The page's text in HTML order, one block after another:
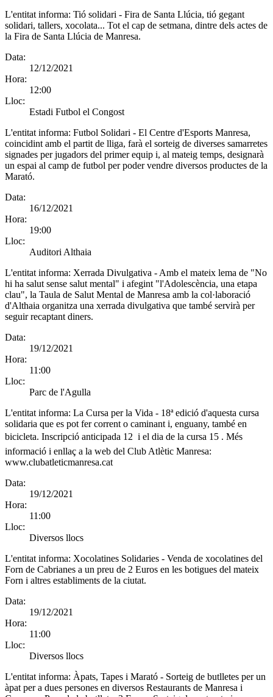
L'entitat informa: Tió solidari - Fira de Santa Llúcia, tió gegant
solidari, tallers, xocolata... Tot el cap de setmana, dintre dels actes de
la Fira de Santa Llúcia de Manresa.
Data:
12/12/2021
Hora:
12:00
Lloc:
Estadi Futbol el Congost
L'entitat informa: Futbol Solidari - El Centre d'Esports Manresa,
coincidint amb el partit de lliga, farà el sorteig de diverses samarretes
signades per jugadors del primer equip i, al mateig temps, designarà
un espai al camp de futbol per poder vendre diversos productes de la
Marató.
Data:
16/12/2021
Hora:
19:00
Lloc:
Auditori Althaia
L'entitat informa: Xerrada Divulgativa - Amb el mateix lema de "No
hi ha salut sense salut mental" i afegint "l'Adolescència, una etapa
clau", la Taula de Salut Mental de Manresa amb la col·laboració
d'Althaia organitza una xerrada divulgativa que també servirà per
seguir recaptant diners.
Data:
19/12/2021
Hora:
11:00
Lloc:
Parc de l'Agulla
L'entitat informa: La Cursa per la Vida - 18ª edició d'aquesta cursa
solidaria que es pot fer corrent o caminant i, enguany, també en
bicicleta. Inscripció anticipada 12  i el dia de la cursa 15 . Més
informació i enllaç a la web del Club Atlètic Manresa:
www.clubatleticmanresa.cat
Data:
19/12/2021
Hora:
11:00
Lloc:
Diversos llocs
L'entitat informa: Xocolatines Solidaries - Venda de xocolatines del
Forn de Cabrianes a un preu de 2 Euros en les botigues del mateix
Forn i altres establiments de la ciutat.
Data:
19/12/2021
Hora:
11:00
Lloc:
Diversos llocs
L'entitat informa: Àpats, Tapes i Marató - Sorteig de butlletes per un
àpat per a dues persones en diversos Restaurants de Manresa i